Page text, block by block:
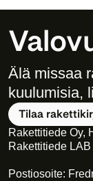
Älä missaa
kuulumisia,
Tilaa
Rakettitiede Oy,
Rakettitiede LAB
Postiosoite: